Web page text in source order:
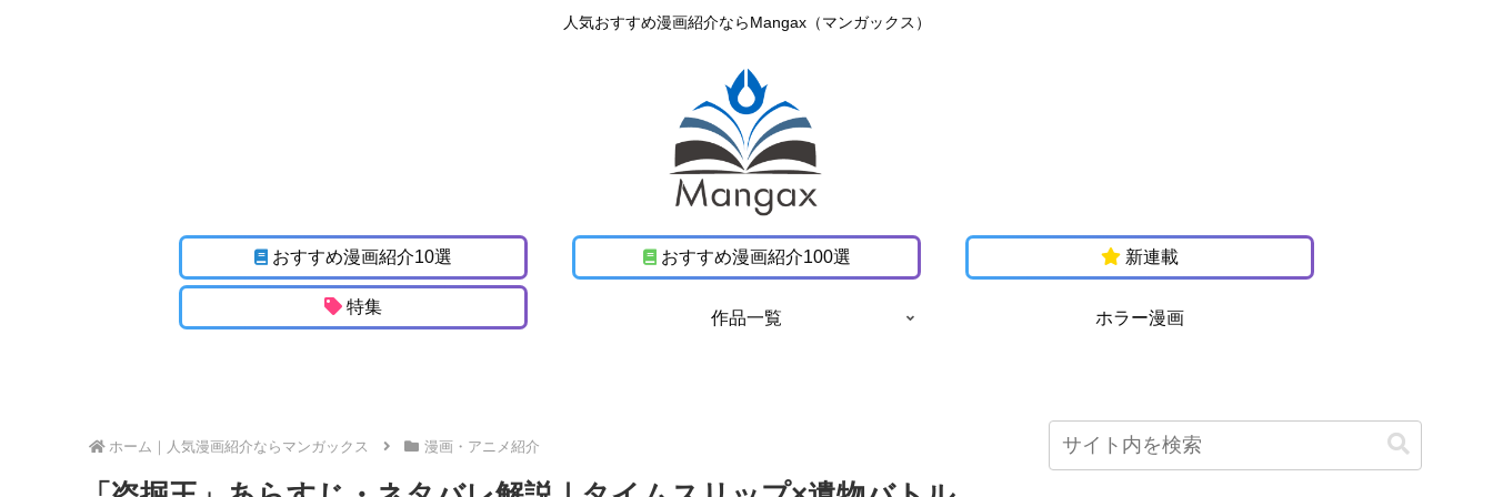
人気おすすめ漫画紹介ならMangax（マンガックス）
おすすめ漫画紹介10選 おすすめ漫画紹介100選 新連載
特集
作品一覧 ホラー漫画
ホーム 漫画・アニメ紹介